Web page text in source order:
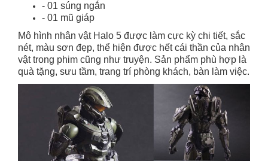
- 01 súng ngắn
- 01 mũ giáp
Mô hình nhân vật Halo 5 được làm cực kỳ chi tiết, sắc
nét, màu sơn đẹp, thể hiện được hết cái thần của nhân
vật trong phim cũng như truyện. Sản phẩm phù hợp là
quà tặng, sưu tầm, trang trí phòng khách, bàn làm việc.